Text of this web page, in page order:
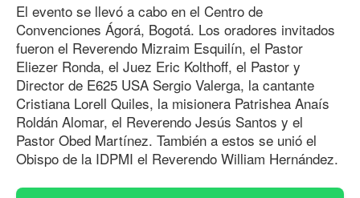
El evento se llevó a cabo en el Centro de
Convenciones Ágorá, Bogotá. Los oradores invitados
fueron el Reverendo Mizraim Esquilín, el Pastor
Eliezer Ronda, el Juez Eric Kolthoff, el Pastor y
Director de E625 USA Sergio Valerga, la cantante
Cristiana Lorell Quiles, la misionera Patrishea Anaís
Roldán Alomar, el Reverendo Jesús Santos y el
Pastor Obed Martínez. También a estos se unió el
Obispo de la IDPMI el Reverendo William Hernández.